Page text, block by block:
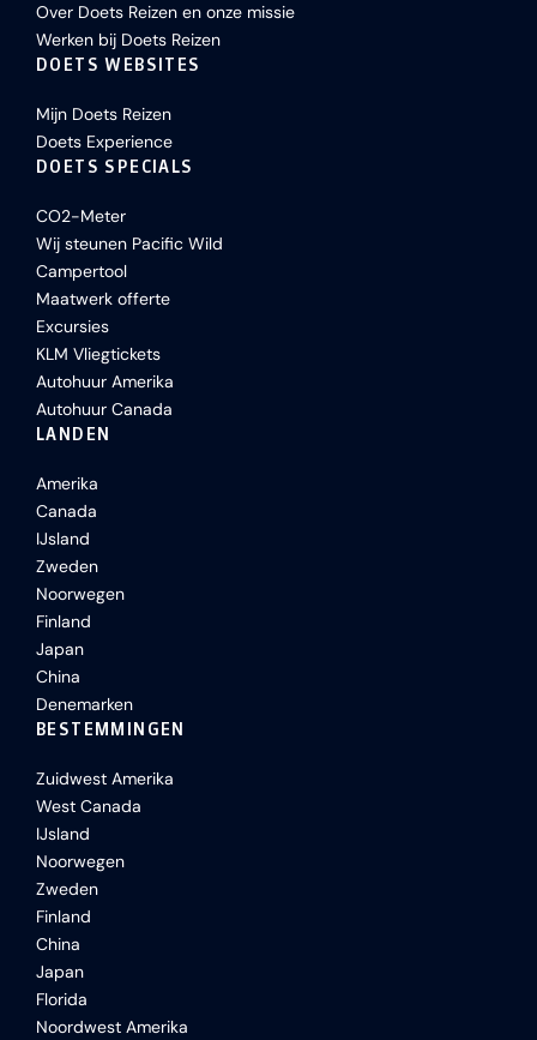
Over Doets Reizen en onze missie
Werken bij Doets Reizen
DOETS WEBSITES
Mijn Doets Reizen
Doets Experience
DOETS SPECIALS
CO2-Meter
Wij steunen Pacific Wild
Campertool
Maatwerk offerte
Excursies
KLM Vliegtickets
Autohuur Amerika
Autohuur Canada
LANDEN
Amerika
Canada
IJsland
Zweden
Noorwegen
Finland
Japan
China
Denemarken
BESTEMMINGEN
Zuidwest Amerika
West Canada
IJsland
Noorwegen
Zweden
Finland
China
Japan
Florida
Noordwest Amerika